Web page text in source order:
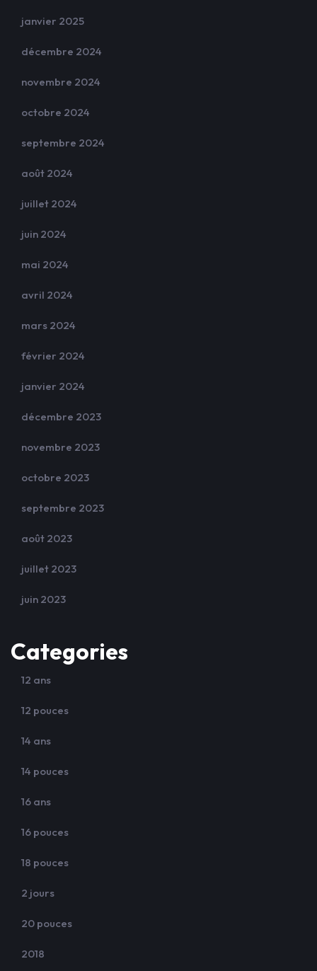
janvier 2025
décembre 2024
novembre 2024
octobre 2024
septembre 2024
août 2024
juillet 2024
juin 2024
mai 2024
avril 2024
mars 2024
février 2024
janvier 2024
décembre 2023
novembre 2023
octobre 2023
septembre 2023
août 2023
juillet 2023
juin 2023
Categories
12 ans
12 pouces
14 ans
14 pouces
16 ans
16 pouces
18 pouces
2 jours
20 pouces
2018